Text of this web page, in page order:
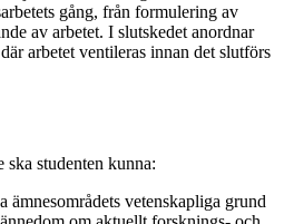
gång, från formulering av
av arbetet. I slutskedet anordnar
arbetet ventileras innan det slutförs
ska studenten kunna:
ämnesområdets vetenskapliga grund